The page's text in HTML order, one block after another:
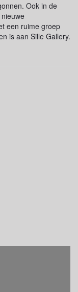
Ook in de
een ruime groep
is aan Sille Gallery.